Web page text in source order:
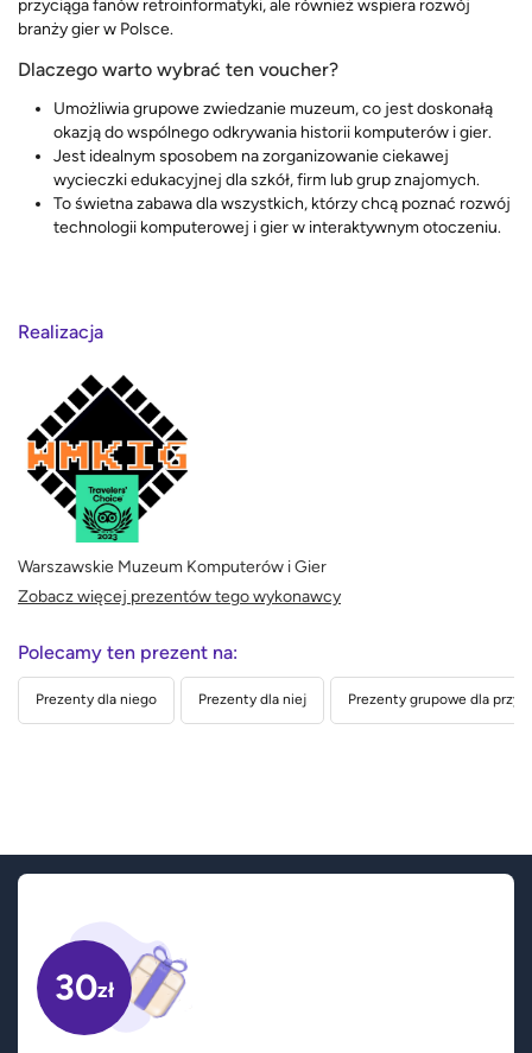
przyciąga fanów retroinformatyki, ale również wspiera rozwój
branży gier w Polsce.
Dlaczego warto wybrać ten voucher?
Umożliwia grupowe zwiedzanie muzeum, co jest doskonałą
okazją do wspólnego odkrywania historii komputerów i gier.
Jest idealnym sposobem na zorganizowanie ciekawej
wycieczki edukacyjnej dla szkół, firm lub grup znajomych.
To świetna zabawa dla wszystkich, którzy chcą poznać rozwój
technologii komputerowej i gier w interaktywnym otoczeniu.
Realizacja
Warszawskie Muzeum Komputerów i Gier
Zobacz więcej prezentów tego wykonawcy
Polecamy ten prezent na:
Prezenty dla niego Prezenty dla niej Prezenty grupowe dla
30zł